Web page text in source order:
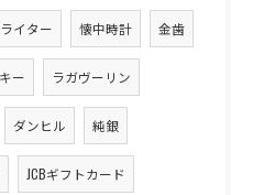
ライター 懐中時計 金歯
ー ラガヴーリン
ダンヒル 純銀
JCBギフトカード